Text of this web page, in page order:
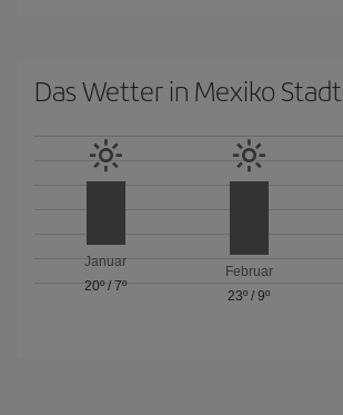
Das Wetter in Mexiko Stadt
Januar
20º/7º
Februar
23º / 9º